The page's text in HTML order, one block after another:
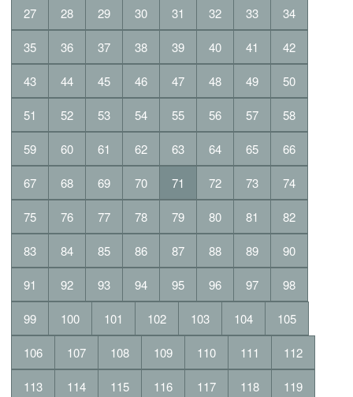
27 28 29 30 31 32 33 34
35 36 37 38 39 40 41 42
43 44 45 46 47 48 49 50
51 52 53 54 55 56 57 58
59 60 61 62 63 64 65 66
67 68 69 70 71 72 73 74
75 76 77 78 79 80 81 82
83 84 85 86 87 88 89 90
91 92 93 94 95 96 97 98
99 100 101 102 103 104 105
106 107 108 109 110 111 112
113 114 115 116 117 118 119